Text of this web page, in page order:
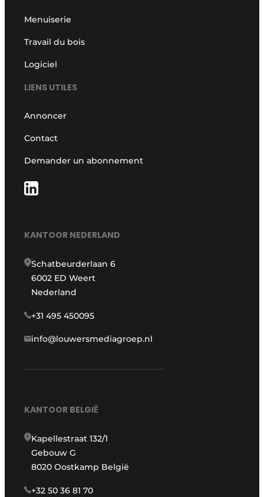
Menuiserie
Travail du bois
Logiciel
LIENS UTILES
Annoncer
Contact
Demander un abonnement
KANTOOR NEDERLAND
Schatbeurderlaan 6
6002 ED Weert
Nederland
+31 495 450095
info@louwersmediagroep.nl
KANTOOR BELGIË
Kapellestraat 132/1
Gebouw G
8020 Oostkamp België
+32 50 36 81 70